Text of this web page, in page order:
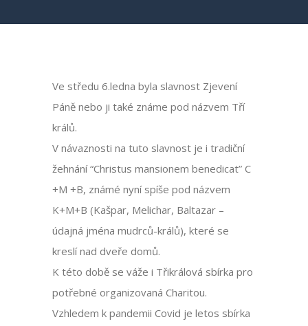
Ve středu 6.ledna byla slavnost Zjevení
Páně nebo ji také známe pod názvem Tří
králů.
V návaznosti na tuto slavnost je i tradiční
žehnání “Christus mansionem benedicat” C
+M +B, známé nyní spíše pod názvem
K+M+B (Kašpar, Melichar, Baltazar –
údajná jména mudrců-králů), které se
kreslí nad dveře domů.
K této době se váže i Třikrálová sbírka pro
potřebné organizovaná Charitou.
Vzhledem k pandemii Covid je letos sbírka